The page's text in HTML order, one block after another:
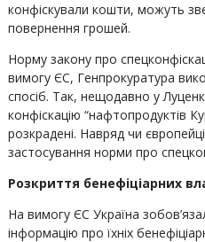
конфіскували кошти, можуть
повернення грошей.
Норму закону про
вимогу ЄС, Генпрокуратура
спосіб. Так, нещодавно у
конфіскацію “нафтопродуктів
розкрадені. Навряд чи
застосування норми про
Розкриття бенефіціарних
На вимогу ЄС Україна
інформацію про їхніх